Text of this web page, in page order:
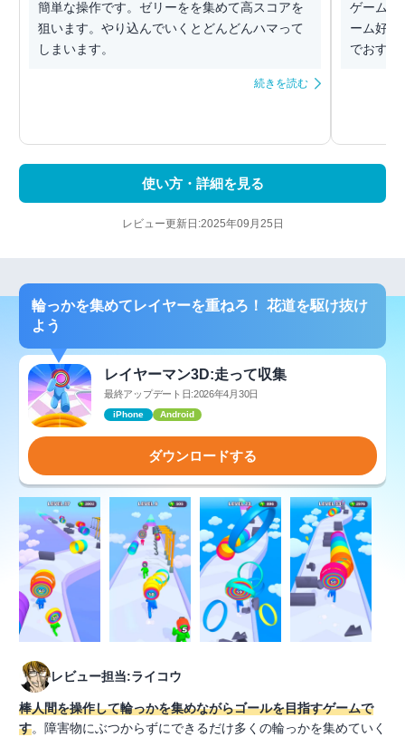
簡単な操作です。ゼリーをを集めて高スコアを
狙います。やり込んでいくとどんどんハマって
しまいます。
続きを読む
ゲーム性
ーム好き
でおすす
使い方・詳細を見る
レビュー更新日:2025年09月25日
輪っかを集めてレイヤーを重ねろ！ 花道を駆け抜け
よう
レイヤーマン3D:走って収集
最終アップデート日:2026年4月30日
iPhone Android
ダウンロードする
レビュー担当:ライコウ
棒人間を操作して輪っかを集めながらゴールを目指すゲームで
す。障害物にぶつからずにできるだけ多くの輪っかを集めていく